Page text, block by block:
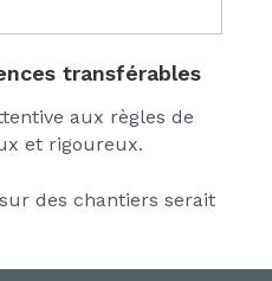
transférables
aux règles de
et rigoureux.
des chantiers serait